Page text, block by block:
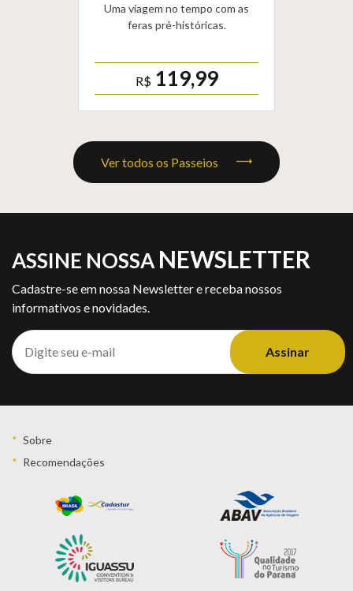
Uma viagem no tempo com as
feras pré-históricas.
R$119,99
Ver todos os Passeios
ASSINE NOSSA NEWSLETTER
Cadastre-se em nossa Newsletter e receba nossos
informativos e novidades.
Assinar
Sobre
Recomendações